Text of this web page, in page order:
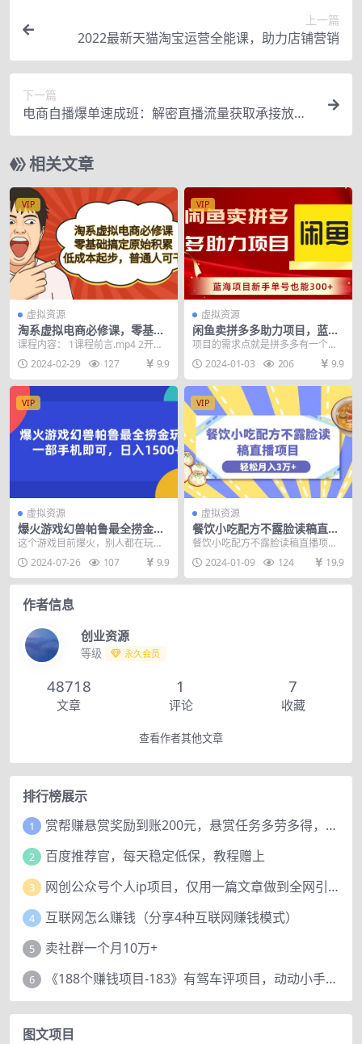
上一篇
2022最新天猫淘宝运营全能课，助力店铺营销
下一篇
电商自播爆单速成班：解密直播流量获取承接放大
的核心密码
相关文章
VIP
虚拟资源
淘系虚拟电商必修课，零基础
搞定原始积累，低成本起步，
普通人可干
课程内容： 1课程前言.mp4 2开店
前须知.mp4 3三分钟极速开店法.m
p4...2024-02-29 127 9.9
VIP
虚拟资源
闲鱼卖拼多多助力项目，蓝海
项目新手单号也能300+
项目的需求点就是拼多多有一个助
力领300 500 1000红包的助力活
动。但是大...
2024-01-03 206 9.9
VIP
虚拟资源
爆火游戏幻兽帕鲁最全捞金玩
法，一部手机即可，日入1500
这个游戏目前爆火，别人都在玩游
戏，我们就可以借这个趋势狠狠的
捞一笔，本教程包含了...
2024-07-26 107 9.9
VIP
虚拟资源
餐饮小吃配方不露脸读稿直播
项目，无需露脸，月入3万+附
餐饮小吃配方不露脸读稿直播项
目，无需露脸，轻松月入3万+，长
期稳定蓝海项目 请花...
2024-01-09 124 19.9
作者信息
创业资源
等级 永久会员
48718
文章
1
评论
7
收藏
查看作者其他文章
排行榜展示
1 赏帮赚悬赏奖励到账200元，悬赏任务多劳多得，人人可做。
2 百度推荐官，每天稳定低保，教程赠上
3 网创公众号个人ip项目，仅用一篇文章做到全网引流！
4 互联网怎么赚钱（分享4种互联网赚钱模式）
5 卖社群一个月10万+
6 《188个赚钱项目-183》有驾车评项目，动动小手，复制粘贴赚44元！
图文项目